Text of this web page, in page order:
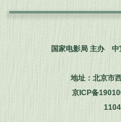
国家电影局 主办 中
地址：北京市
京ICP备